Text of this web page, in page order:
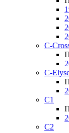
C-
C-
C1
C2